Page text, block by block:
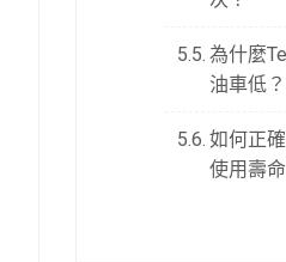
為什麼
油車低？
如何正
使用壽命